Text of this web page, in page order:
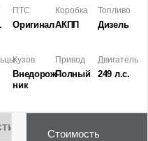
ПТС
Оригинал
Коробка
АКПП
Топливо
Дизель
Кузов
Внедорож­
ник
Привод
Полный
Двигатель
249 л.с.
Стоимость